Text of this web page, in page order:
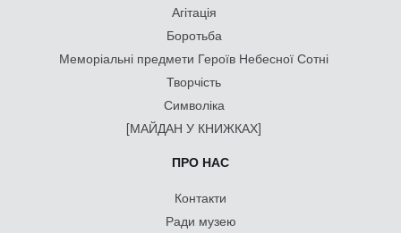
Агітація
Боротьба
Меморіальні предмети Героїв Небесної Сотні
Творчість
Символіка
[МАЙДАН У КНИЖКАХ]
ПРО НАС
Контакти
Ради музею